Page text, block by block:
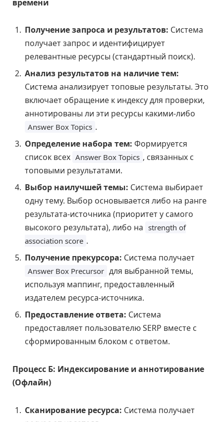
времени
Получение запроса и результатов: Система
получает запрос и идентифицирует
релевантные ресурсы (стандартный поиск).
Анализ результатов на наличие тем:
Система анализирует топовые результаты. Это
включает обращение к индексу для проверки,
аннотированы ли эти ресурсы какими-либо
Answer Box Topics .
Определение набора тем: Формируется
список всех Answer Box Topics , связанных с
топовыми результатами.
Выбор наилучшей темы: Система выбирает
одну тему. Выбор основывается либо на ранге
результата-источника (приоритет у самого
высокого результата), либо на strength of
association score .
Получение прекурсора: Система получает
Answer Box Precursor для выбранной темы,
используя маппинг, предоставленный
издателем ресурса-источника.
Предоставление ответа: Система
предоставляет пользователю SERP вместе с
сформированным блоком с ответом.
Процесс Б: Индексирование и аннотирование
(Офлайн)
Сканирование ресурса: Система получает